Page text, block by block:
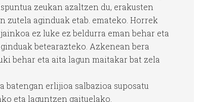
zeukan azaltzen du, erakusten
aginduak etab. emateko. Horrek
ez luke ez beldurra eman behar eta
betearazteko. Azkenean bera
behar eta aita lagun maitakar bat zela
batengan erlijioa salbazioa suposatu
eta laguntzen gaituelako.